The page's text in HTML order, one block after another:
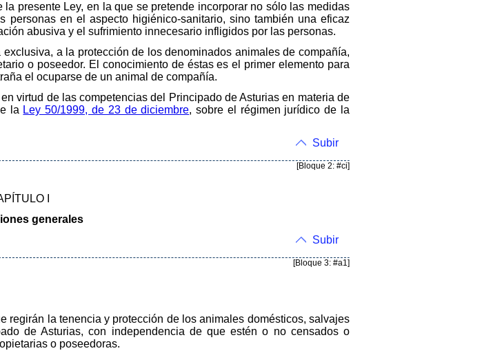
presente Ley, en la que se pretende incorporar no sólo las medidas
en el aspecto higiénico-sanitario, sino también una eficaz
abusiva y el sufrimiento innecesario infligidos por las personas.
a la protección de los denominados animales de compañía,
o poseedor. El conocimiento de éstas es el primer elemento para
el ocuparse de un animal de compañía.
virtud de las competencias del Principado de Asturias en materia de
la Ley 50/1999, de 23 de diciembre, sobre el régimen jurídico de la
Subir
[Bloque 2: #ci]
I
generales
Subir
[Bloque 3: #a1]
regirán la tenencia y protección de los animales domésticos, salvajes
de Asturias, con independencia de que estén o no censados o
o poseedoras.